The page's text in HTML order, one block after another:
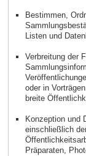
Bestimmen,
Listen und
Verbreitung der
oder in
breite
Konzeption und
einschließlich
Präparaten,